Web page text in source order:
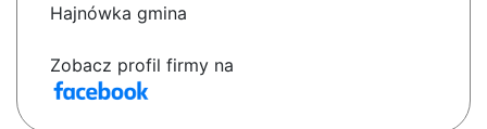
Hajnówka gmina
Zobacz profil firmy na